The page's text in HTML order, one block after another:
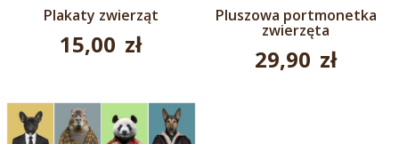
Plakaty zwierząt
15,00 zł
Pluszowa portmonetka
zwierzęta
29,90 zł